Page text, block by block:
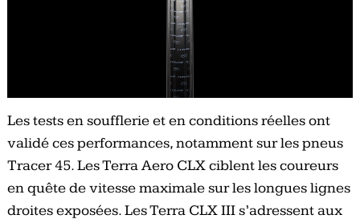
Les tests en soufflerie et en conditions réelles ont
validé ces performances, notamment sur les pneus
Tracer 45. Les Terra Aero CLX ciblent les coureurs
en quête de vitesse maximale sur les longues lignes
droites exposées. Les Terra CLX III s’adressent aux